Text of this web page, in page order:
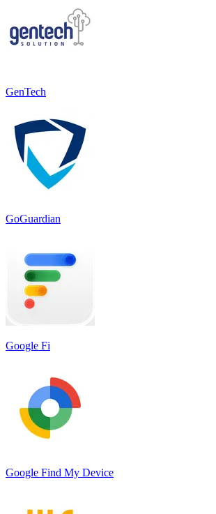
GenTech
GoGuardian
Google Fi
Google Find My Device